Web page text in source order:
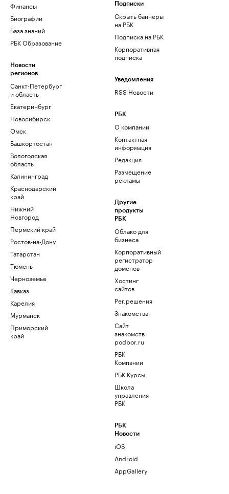
Финансы
Биографии
База знаний
РБК Образование
Новости
регионов
Санкт-Петербург
и область
Екатеринбург
Новосибирск
Омск
Башкортостан
Вологодская
область
Калининград
Краснодарский
край
Нижний
Новгород
Пермский край
Ростов-на-Дону
Татарстан
Тюмень
Черноземье
Кавказ
Карелия
Мурманск
Приморский
край
Подписки
Скрыть баннеры
на РБК
Подписка на РБК
Корпоративная
подписка
Уведомления
RSS Новости
РБК
О компании
Контактная
информация
Редакция
Размещение
рекламы
Другие
продукты
РБК
Облако для
бизнеса
Корпоративный
регистратор
доменов
Хостинг
сайтов
Рег.решения
Знакомства
Сайт
знакомств
podbor.ru
РБК
Компании
РБК Курсы
Школа
управления
РБК
РБК
Новости
iOS
Android
AppGallery